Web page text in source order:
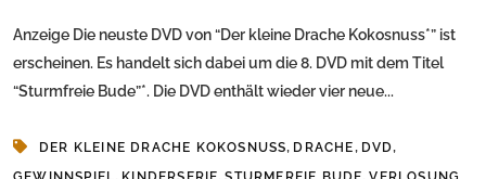
Anzeige Die neuste DVD von “Der kleine Drache Kokosnuss*” ist
erscheinen. Es handelt sich dabei um die 8. DVD mit dem Titel
“Sturmfreie Bude”*. Die DVD enthält wieder vier neue...
DER KLEINE DRACHE KOKOSNUSS, DRACHE, DVD,